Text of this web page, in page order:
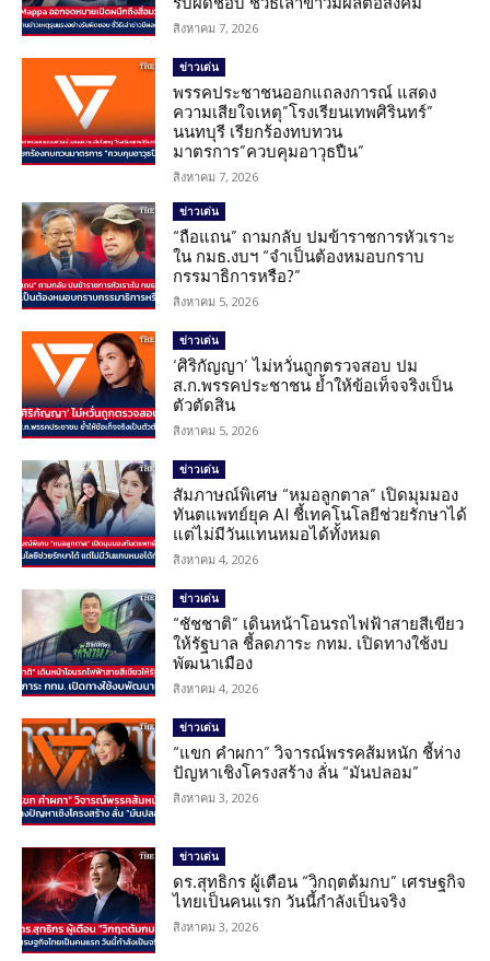
สิงหาคม 7, 2026
ข่าวเด่น
พรรคประชาชนออกแถลงการณ์ แสดง
ความเสียใจเหตุ”โรงเรียนเทพศิรินทร์”
นนทบุรี เรียกร้องทบทวน
มาตรการ”ควบคุมอาวุธปืน”
สิงหาคม 7, 2026
ข่าวเด่น
“ถือแถน” ถามกลับ ปมข้าราชการหัวเราะ
ใน กมธ.งบฯ “จำเป็นต้องหมอบกราบ
กรรมาธิการหรือ?”
สิงหาคม 5, 2026
ข่าวเด่น
‘ศิริกัญญา’ ไม่หวั่นถูกตรวจสอบ ปม
ส.ก.พรรคประชาชน ย้ำให้ข้อเท็จจริงเป็น
ตัวตัดสิน
สิงหาคม 5, 2026
ข่าวเด่น
สัมภาษณ์พิเศษ “หมอลูกตาล” เปิดมุมมอง
ทันตแพทย์ยุค AI ชี้เทคโนโลยีช่วยรักษาได้
แต่ไม่มีวันแทนหมอได้ทั้งหมด
สิงหาคม 4, 2026
ข่าวเด่น
“ชัชชาติ” เดินหน้าโอนรถไฟฟ้าสายสีเขียว
ให้รัฐบาล ชี้ลดภาระ กทม. เปิดทางใช้งบ
พัฒนาเมือง
สิงหาคม 4, 2026
ข่าวเด่น
“แขก คำผกา” วิจารณ์พรรคส้มหนัก ชี้ห่าง
ปัญหาเชิงโครงสร้าง ลั่น “มันปลอม”
สิงหาคม 3, 2026
ข่าวเด่น
ดร.สุทธิกร ผู้เตือน “วิกฤตต้มกบ” เศรษฐกิจ
ไทยเป็นคนแรก วันนี้กำลังเป็นจริง
สิงหาคม 3, 2026